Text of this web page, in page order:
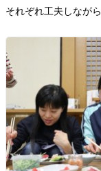
それぞれ工夫しなが